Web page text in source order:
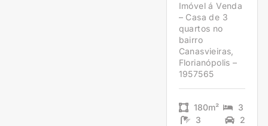
Imóvel á Venda
– Casa de 3
quartos no
bairro
Canasvieiras,
Florianópolis –
1957565
180m²
3
3
2